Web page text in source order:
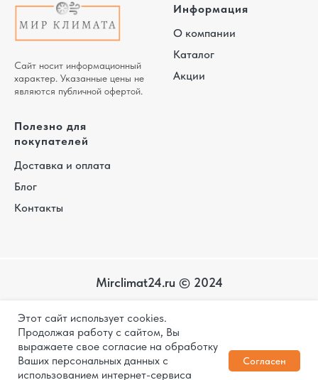
Этот сайт использует cookies.
Продолжая работу с сайтом, Вы
выражаете свое согласие на обработку
Ваших персональных данных с
использованием интернет-сервиса
Согласен
Сайт носит информационный
характер. Указанные цены не
являются публичной офертой.
Информация
О компании
Каталог
Акции
Полезно для
покупателей
Доставка и оплата
Блог
Контакты
Mirclimat24.ru © 2024
сайта
Политика конфиденциальности
Дизайн и разработка